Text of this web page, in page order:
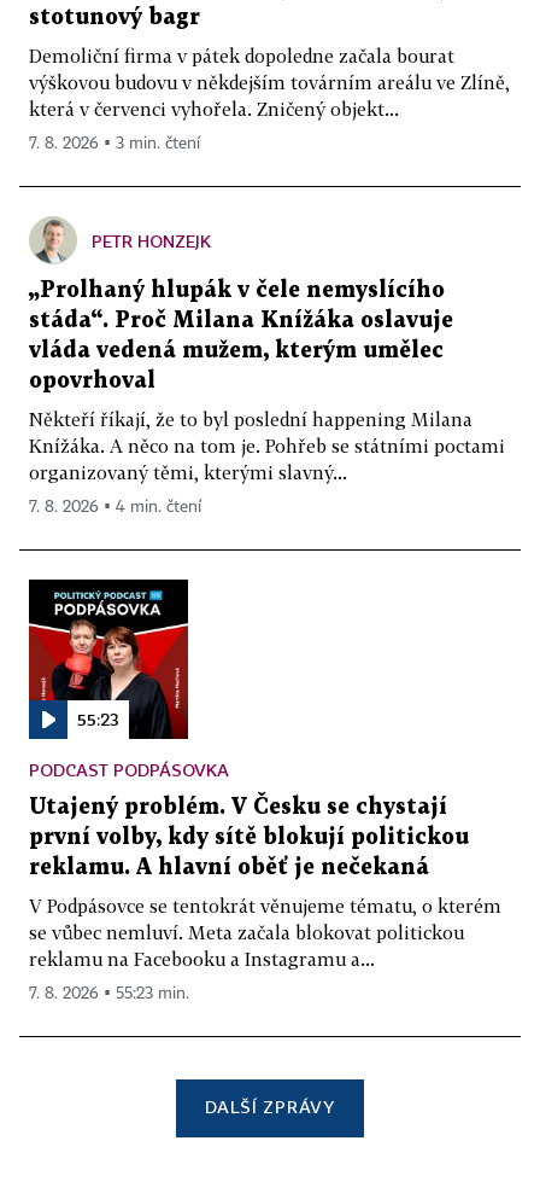
stotunový bagr
Demoliční firma v pátek dopoledne začala bourat
výškovou budovu v někdejším továrním areálu ve Zlíně,
která v červenci vyhořela. Zničený objekt...
7. 8. 2026 ▪ 3 min. čtení
PETR HONZEJK
„Prolhaný hlupák v čele nemyslícího
stáda“. Proč Milana Knížáka oslavuje
vláda vedená mužem, kterým umělec
opovrhoval
Někteří říkají, že to byl poslední happening Milana
Knížáka. A něco na tom je. Pohřeb se státními poctami
organizovaný těmi, kterými slavný...
7. 8. 2026 ▪ 4 min. čtení
55:23
PODCAST PODPÁSOVKA
Utajený problém. V Česku se chystají
první volby, kdy sítě blokují politickou
reklamu. A hlavní oběť je nečekaná
V Podpásovce se tentokrát věnujeme tématu, o kterém
se vůbec nemluví. Meta začala blokovat politickou
reklamu na Facebooku a Instagramu a...
7. 8. 2026 ▪ 55:23 min.
DALŠÍ ZPRÁVY